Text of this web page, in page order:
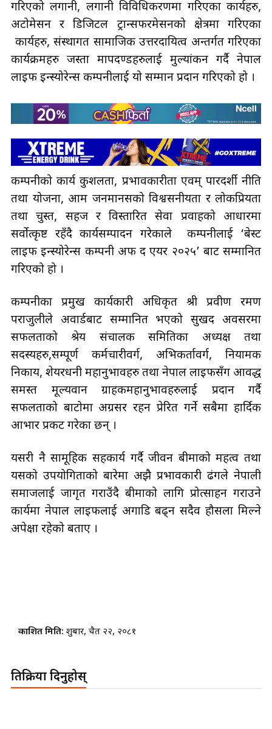
अटोमेसन र डिजिटल ट्रान्सफरमेसनको क्षेत्रमा गरिएका
कार्यहरु, संस्थागत सामाजिक उत्तरदायित्व अन्तर्गत गरिएका
कार्यक्रमहरु जस्ता मापदण्डहरुलाई मुल्यांकन गर्दै नेपाल
लाइफ इन्स्योरेन्स कम्पनीलाई यो सम्मान प्रदान गरिएको हो ।
कम्पनीको कार्य कुशलता, प्रभावकारीता एवम् पारदर्शी नीति
तथा योजना, आम जनमानसको विश्वसनीयता र लोकप्रियता
तथा चुस्त, सहज र विस्तारित सेवा प्रवाहको आधारमा
सर्वोत्कृष्ट रहँदै कार्यसम्पादन गरेकाले कम्पनीलाई ‘बेस्ट
लाइफ इन्स्योरेन्स कम्पनी अफ द एयर २०२५’ बाट सम्मानित
गरिएको हो ।
कम्पनीका प्रमुख कार्यकारी अधिकृत श्री प्रवीण रमण
पराजुलीले अवार्डबाट सम्मानित भएको सुखद अवसरमा
सफलताको श्रेय संचालक समितिका अध्यक्ष तथा
सदस्यहरु,सम्पूर्ण कर्मचारीवर्ग, अभिकर्तावर्ग, नियामक
निकाय, शेयरधनी महानुभावहरु तथा नेपाल लाइफसँग आवद्ध
समस्त मूल्यवान ग्राहकमहानुभावहरुलाई प्रदान गर्दै
सफलताको बाटोमा अग्रसर रहन प्रेरित गर्ने सबैमा हार्दिक
आभार प्रकट गरेका छन् ।
यसरी नै सामूहिक सहकार्य गर्दै जीवन बीमाको महत्व तथा
यसको उपयोगिताको बारेमा अझै प्रभावकारी ढंगले नेपाली
समाजलाई जागृत गराउँदै बीमाको लागि प्रोत्साहन गराउने
कार्यमा नेपाल लाइफलाई अगाडि बढ्न सदैव हौसला मिल्ने
अपेक्षा रहेको बताए ।
प्रकाशित मिति: शुक्रबार, चैत २२, २०८१
प्रतिक्रिया दिनुहोस्